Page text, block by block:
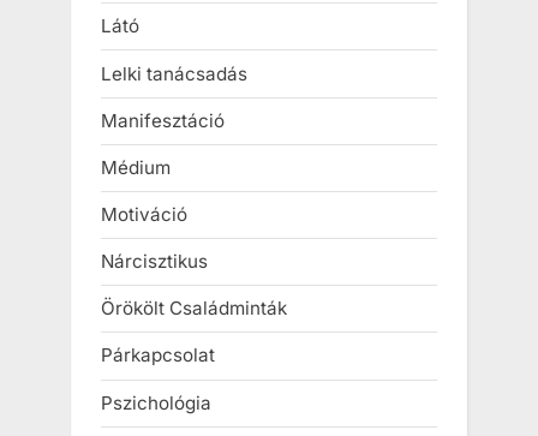
Látó
Lelki tanácsadás
Manifesztáció
Médium
Motiváció
Nárcisztikus
Örökölt Családminták
Párkapcsolat
Pszichológia